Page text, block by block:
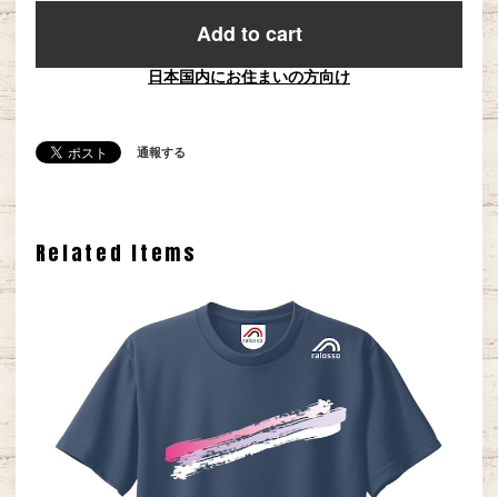
Add to cart
日本国内にお住まいの方向け
通報する
Related Items